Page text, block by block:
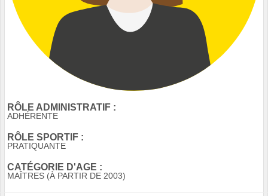
RÔLE ADMINISTRATIF :
ADHÉRENTE
RÔLE SPORTIF :
PRATIQUANTE
CATÉGORIE D'AGE :
MAÎTRES (À PARTIR DE 2003)